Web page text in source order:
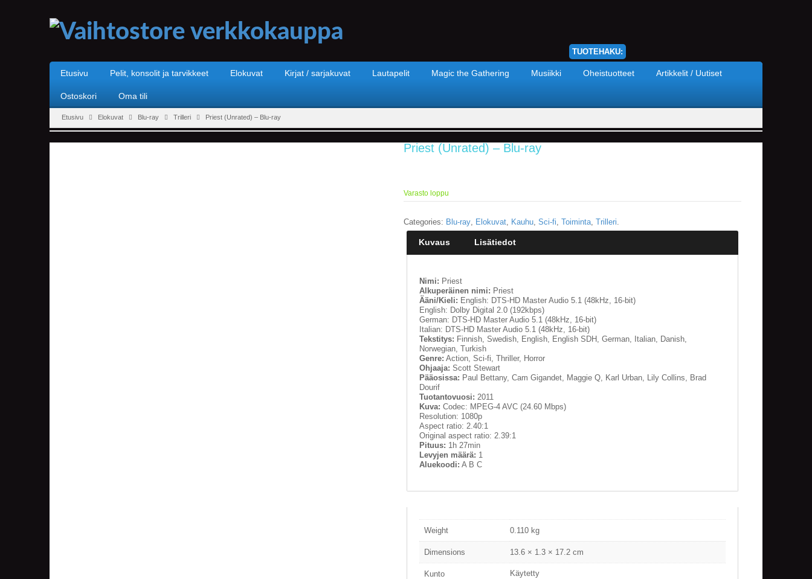
TUOTEHAKU:
Etusivu Pelit, konsolit ja tarvikkeet Elokuvat Kirjat / sarjakuvat Lautapelit Magic the Gathering Musiikki Oheistuotteet Artikkelit / Uutiset
Ostoskori Oma tili
Etusivu Elokuvat Blu-ray Trilleri Priest (Unrated) – Blu-ray
Priest (Unrated) – Blu-ray
Varasto loppu
Categories: Blu-ray, Elokuvat, Kauhu, Sci-fi, Toiminta, Trilleri.
Kuvaus Lisätiedot
Nimi: Priest
Alkuperäinen nimi: Priest
Ääni/Kieli: English: DTS-HD Master Audio 5.1 (48kHz, 16-bit)
English: Dolby Digital 2.0 (192kbps)
German: DTS-HD Master Audio 5.1 (48kHz, 16-bit)
Italian: DTS-HD Master Audio 5.1 (48kHz, 16-bit)
Tekstitys: Finnish, Swedish, English, English SDH, German, Italian, Danish,
Norwegian, Turkish
Genre: Action, Sci-fi, Thriller, Horror
Ohjaaja: Scott Stewart
Pääosissa: Paul Bettany, Cam Gigandet, Maggie Q, Karl Urban, Lily Collins, Brad
Dourif
Tuotantovuosi: 2011
Kuva: Codec: MPEG-4 AVC (24.60 Mbps)
Resolution: 1080p
Aspect ratio: 2.40:1
Original aspect ratio: 2.39:1
Pituus: 1h 27min
Levyjen määrä: 1
Aluekoodi: A B C
Weight 0.110 kg
Dimensions 13.6 × 1.3 × 17.2 cm
Kunto Käytetty